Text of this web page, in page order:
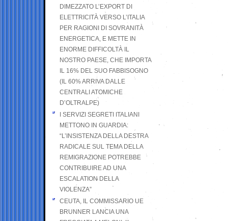
DIMEZZATO L’EXPORT DI
ELETTRICITÀ VERSO L’ITALIA
PER RAGIONI DI SOVRANITÀ
ENERGETICA, E METTE IN
ENORME DIFFICOLTÀ IL
NOSTRO PAESE, CHE IMPORTA
IL 16% DEL SUO FABBISOGNO
(IL 60% ARRIVA DALLE
CENTRALI ATOMICHE
D’OLTRALPE)
I SERVIZI SEGRETI ITALIANI
METTONO IN GUARDIA:
“L’INSISTENZA DELLA DESTRA
RADICALE SUL TEMA DELLA
REMIGRAZIONE POTREBBE
CONTRIBUIRE AD UNA
ESCALATION DELLA
VIOLENZA”
CEUTA, IL COMMISSARIO UE
BRUNNER LANCIA UNA